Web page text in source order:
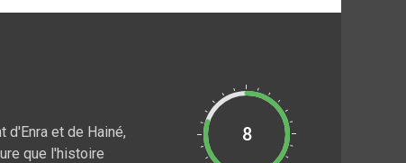
d'Enra et de Hainé,
que l'histoire
8